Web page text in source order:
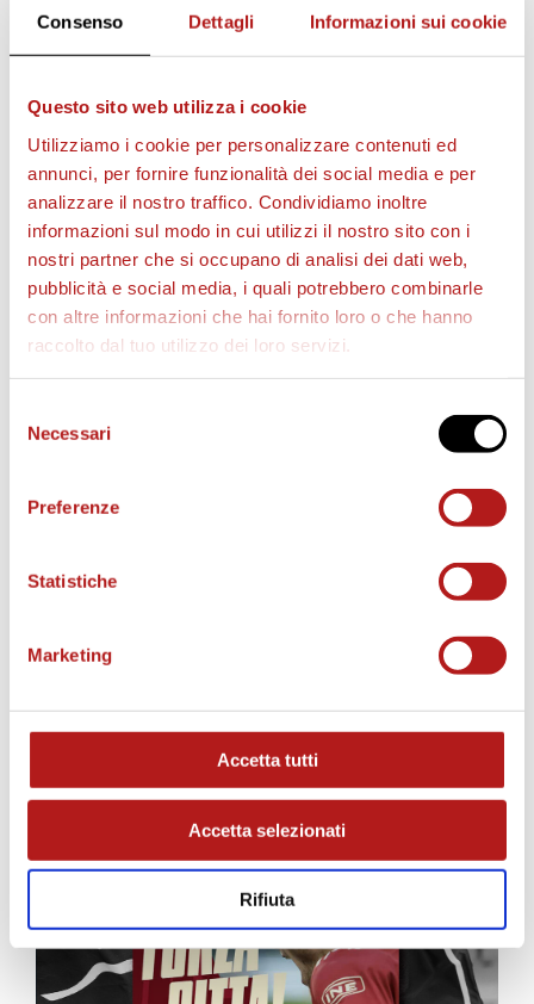
Consenso Dettagli Informazioni sui cookie
Questo sito web utilizza i cookie
Utilizziamo i cookie per personalizzare contenuti ed
annunci, per fornire funzionalità dei social media e per
analizzare il nostro traffico. Condividiamo inoltre
informazioni sul modo in cui utilizzi il nostro sito con i
nostri partner che si occupano di analisi dei dati web,
pubblicità e social media, i quali potrebbero combinarle
con altre informazioni che hai fornito loro o che hanno
raccolto dal tuo utilizzo dei loro servizi.
delNecessari
Preferenze
Statistiche
Marketing
Accetta tutti
Accetta selezionati
Rifiuta
AS CITTADELLA STORE
MATCH PROGRAM